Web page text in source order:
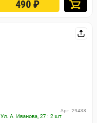
490 ₽
Ул. А. Иванова, 27 : 2 шт
Арт. 29438